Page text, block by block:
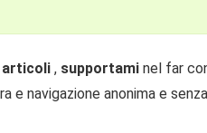
articoli , supportami nel far
e navigazione anonima e